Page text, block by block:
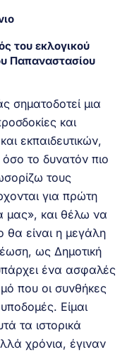
του εκλογικού
Παπαναστασίου
σηματοδοτεί μια
και
εκπαιδευτικών,
το δυνατόν πιο
τους
για πρώτη
μας», και θέλω να
θα είναι η μεγάλη
ως Δημοτική
ένα ασφαλές
που οι συνθήκες
Είμαι
τα ιστορικά
χρόνια, έγιναν